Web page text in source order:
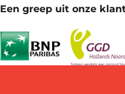
Een greep uit onze